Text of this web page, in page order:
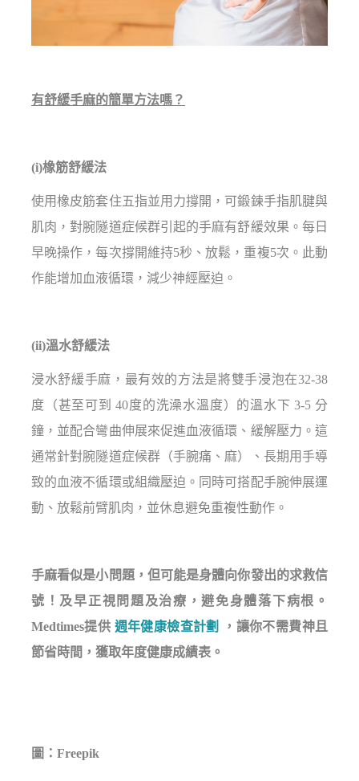
有舒緩手麻的簡單方法嗎？
(i)橡筋舒緩法
使用橡皮筋套住五指並用力撐開，可鍛鍊手指肌腱與
肌肉，對腕隧道症候群引起的手麻有舒緩效果。每日
早晚操作，每次撐開維持5秒、放鬆，重複5次。此動
作能增加血液循環，減少神經壓迫。
(ii)溫水舒緩法
浸水舒緩手麻，最有效的方法是將雙手浸泡在32-38
度（甚至可到 40度的洗澡水溫度）的溫水下 3-5 分
鐘，並配合彎曲伸展來促進血液循環、緩解壓力。這
通常針對腕隧道症候群（手腕痛、麻）、長期用手導
致的血液不循環或組織壓迫。同時可搭配手腕伸展運
動、放鬆前臂肌肉，並休息避免重複性動作。
手麻看似是小問題，但可能是身體向你發出的求救信
號！及早正視問題及治療，避免身體落下病根。
Medtimes提供 週年健康檢查計劃
，讓你不需費神且
節省時間，獲取年度健康成績表。
圖：Freepik